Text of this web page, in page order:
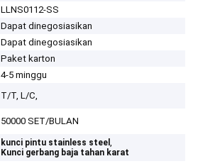
LLNS0112-SS
Dapat dinegosiasikan
Dapat dinegosiasikan
Paket karton
4-5 minggu
T/T, L/C,
50000 SET/BULAN
kunci pintu stainless steel,
Kunci gerbang baja tahan karat